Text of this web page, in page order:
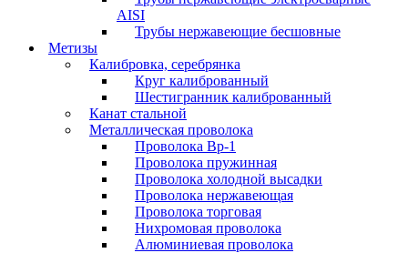
AISI
Трубы нержавеющие бесшовные
Метизы
Калибровка, серебрянка
Круг калиброванный
Шестигранник калиброванный
Канат стальной
Металлическая проволока
Проволока Вр-1
Проволока пружинная
Проволока холодной высадки
Проволока нержавеющая
Проволока торговая
Нихромовая проволока
Алюминиевая проволока